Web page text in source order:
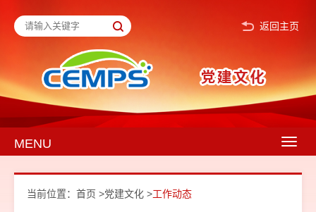
返回主页
MENU
当前位置： 首页 >党建文化 >工作动态